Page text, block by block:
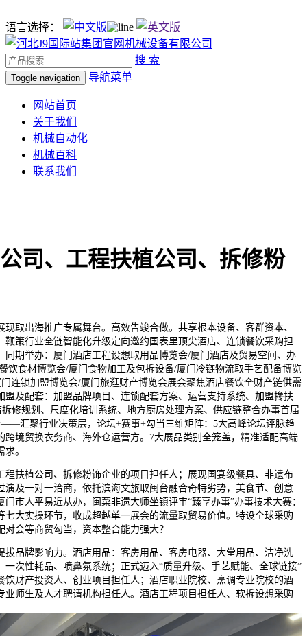
语言选择：
搜 索
Toggle navigation 导航菜单
网站首页
关于我们
机械自动化
机械百科
联系我们
司、工程扶植公司、拆修粉
出海推广专属舞台。高效告竣合做。共享根本设备、客群资本、
鞭策行业全链智能化升级定向邀约国表里顶尖酒店、连锁餐饮采购担
同期举办：厦门酒店工程设想取用品博览会/厦门酒店及贸易空间、办
饮食材博览会/厦门食物加工及包拆设备/厦门冷链物流取手艺配备博览
连锁加盟博览会/厦门旅逛财产博览会展会聚焦酒店餐饮全财产链供需
盟及配套：加盟品牌项目、连锁配套方案、运营支持系统、加盟搀扶
修规划、尺度化培训系统、地方厨房处理方案、供应链整合办事首届
——汇聚行业决策层，论坛+赛事+勾当三维矩阵：5大高峰论坛评脉趋
跨境贸换衣务商、海外仓运营方。7大展品类别全笼盖，精准适配高端
。
植公司、拆修粉饰企业的项目担任人；展现国宴级餐具、非遗布
演及一对一洽商，依托滨海文旅取闽台融合奇特劣势，美食节、创意
市人平易近从办，闽菜非遗大师坐镇评审“臻享办事”办事技术大赛：
七大实操环节，收成超越单一展会的流量取贸易价值。特设全球采购
会等商贸勾当，资本整合能力强大？
牌影响力。酒店用品：客房用品、客房电器、大堂用品、洁净洗
一次性耗品、喷鼻氛系统；正式迈入“质量升级、手艺赋能、全球链接”
饮财产投资人、创业项目担任人；酒店职业院校、烹调专业院校的酒
业师生及人才聘请机构担任人。酒店工程项目担任人、软拆设想采购